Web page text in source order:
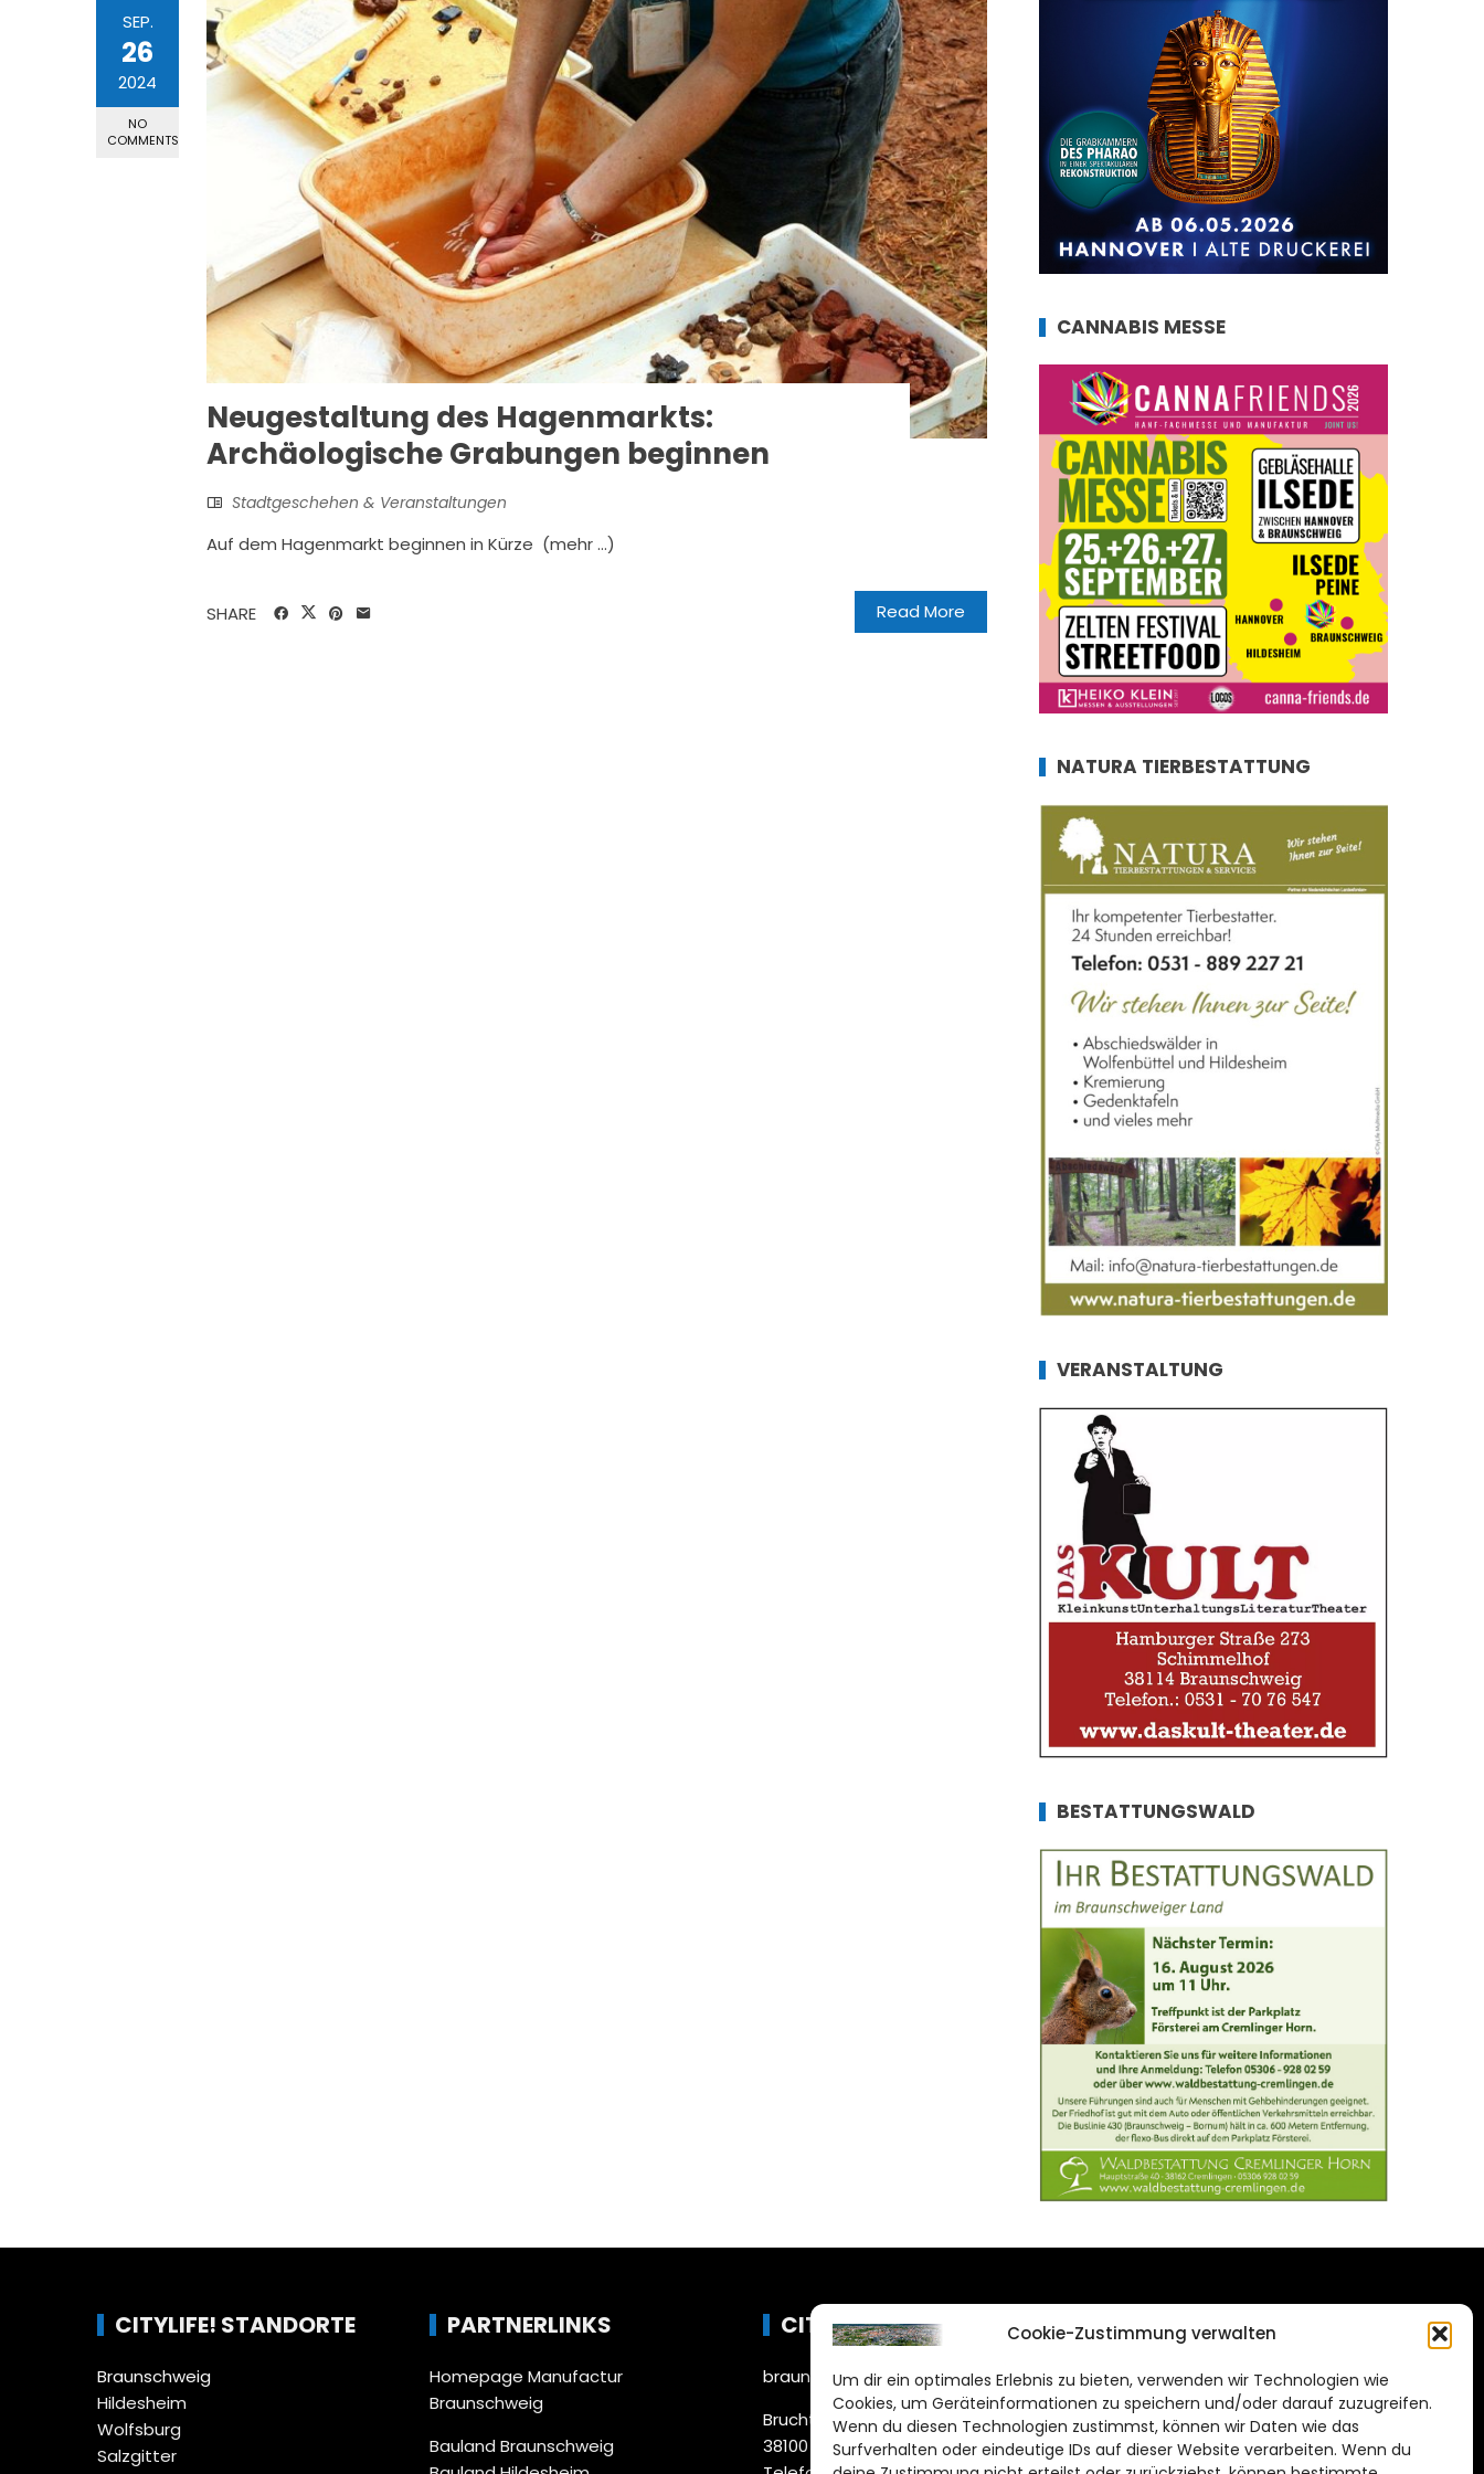
Cookie-Zustimmung verwalten
Um dir ein optimales Erlebnis zu bieten, verwenden wir Technologien wie
Cookies, um Geräteinformationen zu speichern und/oder darauf zuzugreifen.
Wenn du diesen Technologien zustimmst, können wir Daten wie das
Surfverhalten oder eindeutige IDs auf dieser Website verarbeiten. Wenn du
SEP.
26
2024
NO
COMMENTS
Neugestaltung des Hagenmarkts:
Archäologische Grabungen beginnen
Stadtgeschehen & Veranstaltungen
Auf dem Hagenmarkt beginnen in Kürze (mehr …)
Read More
SHARE
CANNABIS MESSE
NATURA TIERBESTATTUNG
VERANSTALTUNG
BESTATTUNGSWALD
CITYLIFE! STANDORTE
Braunschweig
Hildesheim
Wolfsburg
Salzgitter
PARTNERLINKS
Homepage Manufactur
Braunschweig
Bauland Braunschweig
CITYLIFE!
braunschweig@citylifemedien.de
Bruchtorwall 12
38100 Braunschweig
DAS STADTMAGAZIN
FÜR BRAUNSCHWEIG
Impressum
Datenschutzerklärung
Cookie Richtlinie